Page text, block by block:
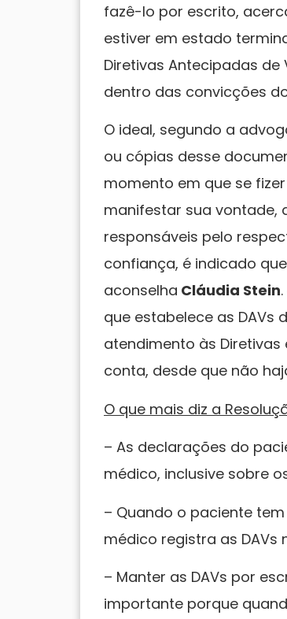
fazê-lo por escrito,
estiver em estado
Diretivas Antecipadas
dentro das convicções
O ideal, segundo a
ou cópias desse
momento em que se
manifestar sua vontade,
responsáveis pelo
confiança, é indicado
aconselha Cláudia Stein
que estabelece as DAVs
atendimento às
conta, desde que não
O que mais diz a
– As declarações do
médico, inclusive sobre
– Quando o paciente
médico registra as DAVs
– Manter as DAVs por
importante porque